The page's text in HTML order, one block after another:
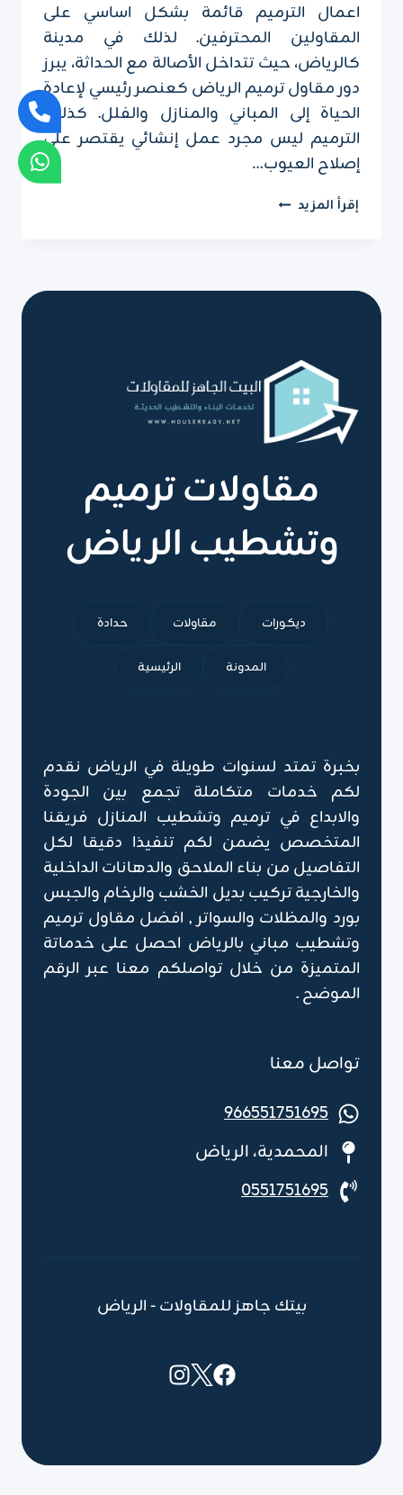
اعمال الترميم قائمة بشكل اساسي على
المقاولين المحترفين. لذلك في مدينة
كالرياض، حيث تتداخل الأصالة مع الحداثة، يبرز
دور مقاول ترميم الرياض كعنصر رئيسي لإعادة
الحياة إلى المباني والمنازل والفلل. كذلك،
الترميم ليس مجرد عمل إنشائي يقتصر على
إصلاح العيوب…
إقرأ المزيد مقاول
الرياض
مقاولات ترميم
وتشطيب الرياض
ديكورات مقاولات حدادة
المدونة الرئيسية
بخبرة تمتد لسنوات طويلة في الرياض نقدم
لكم خدمات متكاملة تجمع بين الجودة
والابداع في ترميم وتشطيب المنازل فريقنا
المتخصص يضمن لكم تنفيذا دقيقا لكل
التفاصيل من بناء الملاحق والدهانات الداخلية
والخارجية تركيب بديل الخشب والرخام والجبس
بورد والمظلات والسواتر , افضل مقاول ترميم
وتشطيب مباني بالرياض احصل على خدماتة
المتميزة من خلال تواصلكم معنا عبر الرقم
الموضح .
تواصل معنا
966551751695
المحمدية، الرياض
0551751695
بيتك جاهز للمقاولات - الرياض